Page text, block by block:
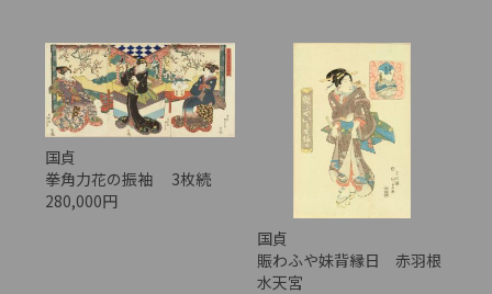
国貞
拳角力花の振袖 3枚続
280,000円
国貞
賑わふや妹背縁日 赤羽根
水天宮